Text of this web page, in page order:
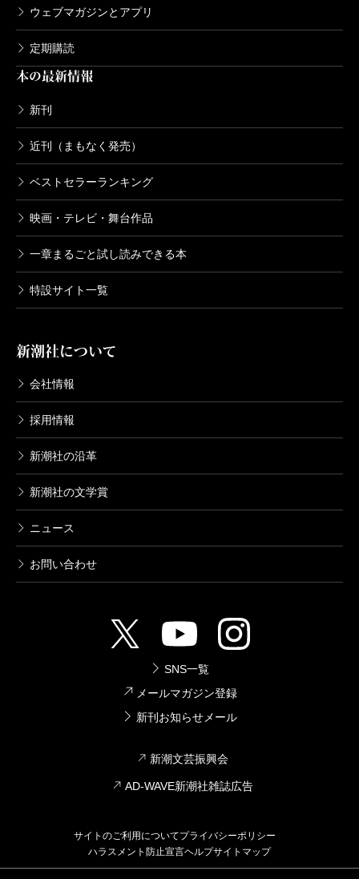
ウェブマガジンとアプリ
定期購読
本の最新情報
新刊
近刊（まもなく発売）
ベストセラーランキング
映画・テレビ・舞台作品
一章まるごと試し読みできる本
特設サイト一覧
新潮社について
会社情報
採用情報
新潮社の沿革
新潮社の文学賞
ニュース
お問い合わせ
SNS一覧
メールマガジン登録
新刊お知らせメール
新潮文芸振興会
AD-WAVE新潮社雑誌広告
サイトのご利用についてプライバシーポリシー
ハラスメント防止宣言ヘルプサイトマップ